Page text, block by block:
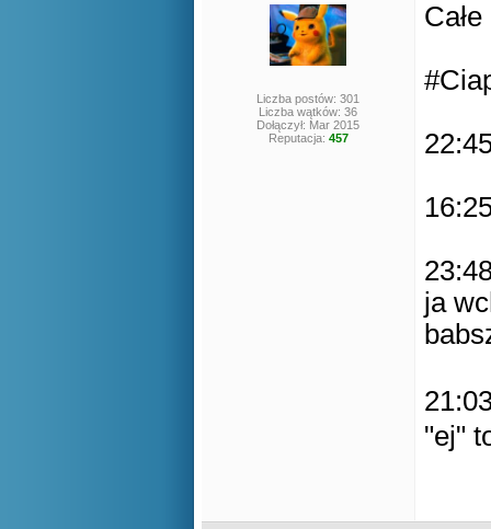
Liczba postów: 301
Liczba wątków: 36
Dołączył: Mar 2015
Reputacja: 457
ja
"ej"